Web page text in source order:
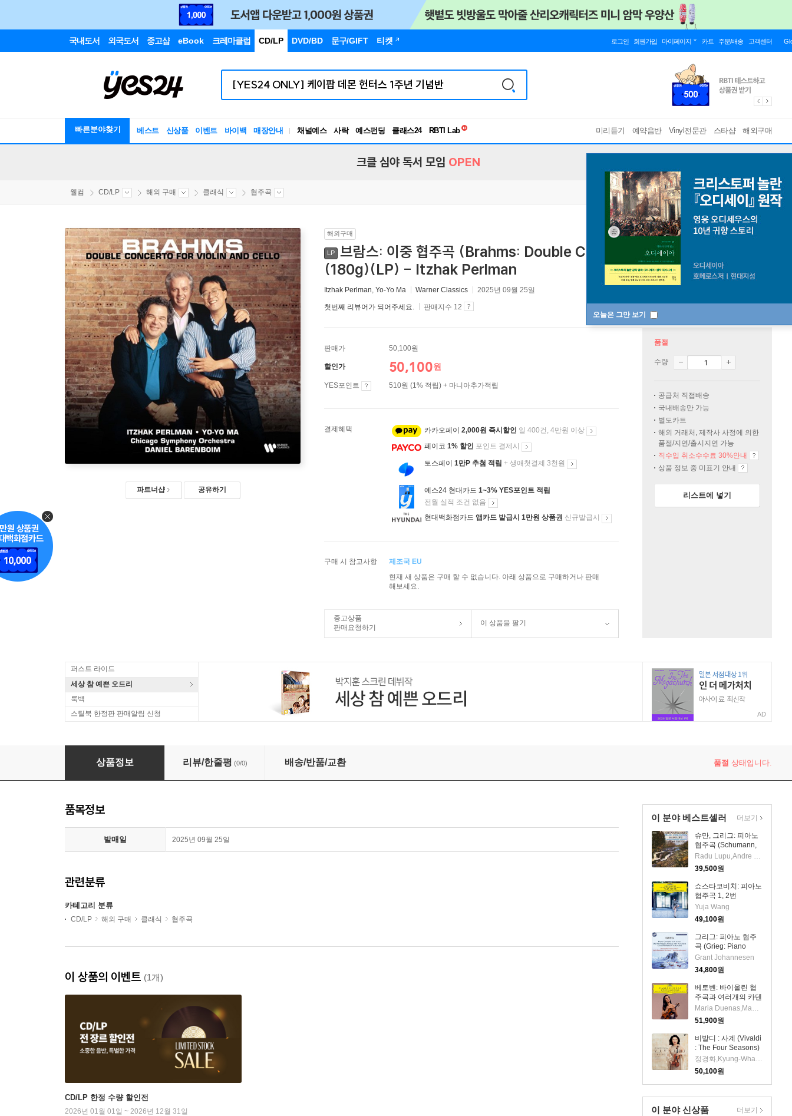
국내도서 외국도서 중고샵 eBook 크레마클럽 CD/LP DVD/BD 문구/GIFT 티켓 로그인 회원가입 마이페이지 카트 주문/배송 고객센터
빠른분야찾기 베스트 신상품 이벤트 바이백 매장안내 채널예스 사락 예스펀딩 클래스24
독서유형검사
미리듣기 예약음반 Vinyl전문관 스타샵 해외구매
오늘은 그만 보기
크클 심야 독서 모임 OPEN
웰컴 CD/LP 해외 구매 클래식 협주곡
파트너샵 공유하기
해외구매
LP
브람스: 이중 협주곡 (Brahms: Double Concerto for Violin & Cello)
(180g)(LP) - Itzhak Perlman
Itzhak Perlman, Yo-Yo Ma Warner Classics 2025년 09월 25일
첫번째 리뷰어가 되어주세요. 판매지수 12
판매가 50,100원
할인가 50,100원
YES포인트 510원 (1% 적립) + 마니아추가적립
결제혜택 카카오페이 2,000원 즉시할인 일 400건, 4만원 이상
페이코 1% 할인 포인트 결제시
토스페이 1만P 추첨 적립 + 생애첫결제 3천원
예스24 현대카드 1~3% YES포인트 적립
전월 실적 조건 없음
현대백화점카드 앱카드 발급시 1만원 상품권 신규발급시
구매 시 참고사항
제조국 EU
현재 새 상품은 구매 할 수 없습니다. 아래 상품으로 구매하거나 판매
해보세요.
중고상품
판매요청하기
이 상품을 팔기
품절
수량
공급처 직접배송
국내배송만 가능
별도카트
해외 거래처, 제작사 사정에 의한
품절/지연/출시지연 가능
직수입 취소수수료 30%안내
상품 정보 중 미표기 안내
리스트에 넣기
퍼스트 라이드
세상 참 예쁜 오드리
룩백
스틸북 한정판 판매알림 신청
AD
브람스: 이중 협주곡 (Brahms: Double Concerto for Violin & Cello) (180g)(LP) - Itzhak Perlman
상품정보 리뷰/한줄평 (0/0) 배송/반품/교환 품절 상태입니다.
이 분야 베스트셀러
슈만, 그리그: 피아노
협주곡 (Schumann,
Grieg: Piano
Concerto) (UHQCD)
(일본반) - Radu Lupu
Radu Lupu,Andre Previn
39,500원
쇼스타코비치: 피아노
협주곡 1, 2번
(Shostakovich: Piano
Concertos No.1 &
No.2) (UHQCD)(일본
반) - Yuja Wang
Yuja Wang
49,100원
그리그: 피아노 협주
곡 (Grieg: Piano
Concerto In A Minor,
Op.16)(CD) - Grant
Johannesen
Grant Johannesen
34,800원
베토벤: 바이올린 협
주곡과 여러개의 카덴
차 (Beethoven: Violin
Concerto &
Cadenzas) (2Hi-Res
CD (MQA x UHQCD)
(일본반) - Maria
Maria Duenas,Manfred Honeck
51,900원
비발디 : 사계 (Vivaldi
: The Four Seasons)
(LP) - 정경화 (Kyung-
Wha Chung)
정경화,Kyung-Wha Chung
50,100원
더보기
이 분야 신상품 더보기
품목정보
발매일 2025년 09월 25일
관련분류
카테고리 분류
CD/LP 해외 구매 클래식 협주곡
이 상품의 이벤트 (1개)
CD/LP 한정 수량 할인전
2026년 01월 01일 ~ 2026년 12월 31일